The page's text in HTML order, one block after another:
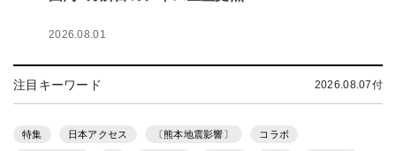
2026.08.01
注目キーワード 2026.08.07付
特集 日本アクセス 〔熊本地震影響〕 コラボ